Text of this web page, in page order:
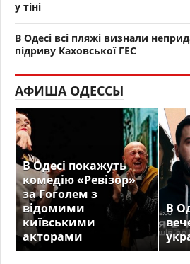
у тіні
В Одесі всі пляжі визнали
підриву Каховської ГЕС
АФИША ОДЕССЫ
В Одесі покажуть
комедію «Ревізор»
за Гоголем з
відомими
київськими
акторами
В